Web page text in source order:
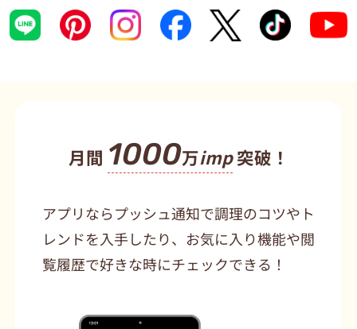
月間 1000万imp突破！
アプリならプッシュ通知で調理のコツやト
レンドを入手したり、お気に入り機能や閲
覧履歴で好きな時にチェックできる！